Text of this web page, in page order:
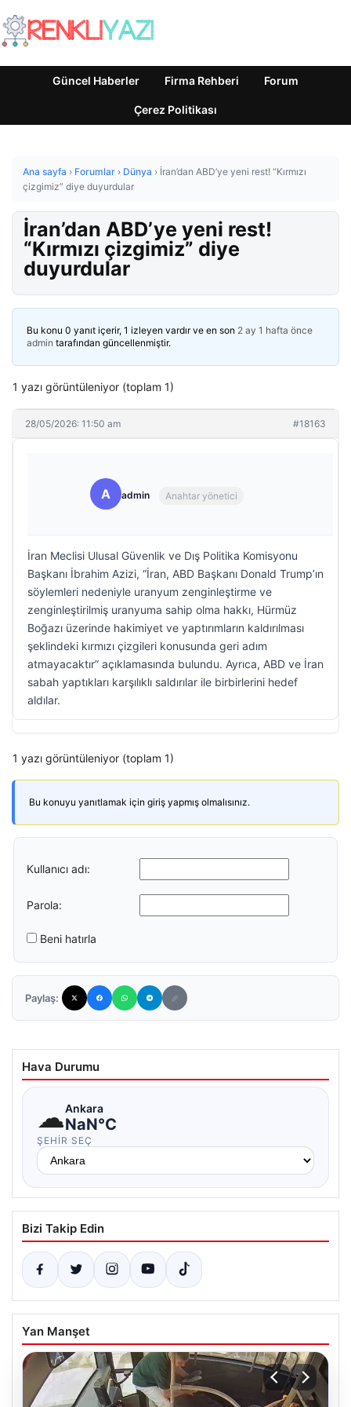
Güncel Haberler Firma Rehberi Forum
Çerez Politikası
Ana sayfa › Forumlar › Dünya › İran’dan ABD’ye yeni rest! “Kırmızı
çizgimiz” diye duyurdular
İran’dan ABD’ye yeni rest!
“Kırmızı çizgimiz” diye
duyurdular
Bu konu 0 yanıt içerir, 1 izleyen vardır ve en son 2 ay 1 hafta önce
admin tarafından güncellenmiştir.
1 yazı görüntüleniyor (toplam 1)
28/05/2026: 11:50 am #18163
A admin Anahtar yönetici
İran Meclisi Ulusal Güvenlik ve Dış Politika Komisyonu
Başkanı İbrahim Azizi, “İran, ABD Başkanı Donald Trump’ın
söylemleri nedeniyle uranyum zenginleştirme ve
zenginleştirilmiş uranyuma sahip olma hakkı, Hürmüz
Boğazı üzerinde hakimiyet ve yaptırımların kaldırılması
şeklindeki kırmızı çizgileri konusunda geri adım
atmayacaktır” açıklamasında bulundu. Ayrıca, ABD ve İran
sabah yaptıkları karşılıklı saldırılar ile birbirlerini hedef
aldılar.
1 yazı görüntüleniyor (toplam 1)
Bu konuyu yanıtlamak için giriş yapmış olmalısınız.
Kullanıcı adı:
Parola:
Beni hatırla
Paylaş:
Hava Durumu
☁Ankara
NaN°C
ŞEHIR SEÇ
Bizi Takip Edin
Yan Manşet